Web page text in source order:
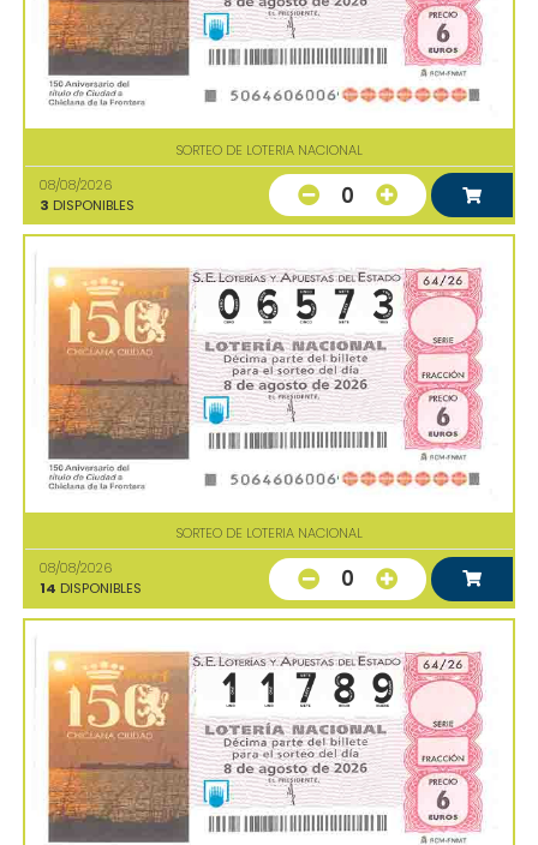
SORTEO DE LOTERIA NACIONAL
08/08/2026
3 DISPONIBLES 0
SORTEO DE LOTERIA NACIONAL
08/08/2026
14 DISPONIBLES 0